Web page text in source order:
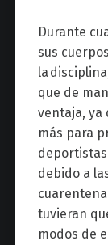
Durante
sus
la
que de
ventaja, ya
más para
debido a
tuvieran
modos de